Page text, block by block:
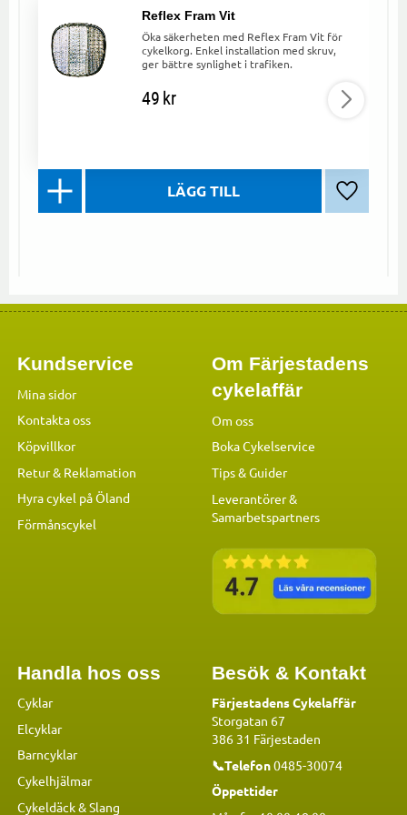
Reflex Fram Vit
Öka säkerheten med Reflex Fram Vit för
cykelkorg. Enkel installation med skruv,
ger bättre synlighet i trafiken.
49kr
Lägg till
Kundservice
Mina sidor
Kontakta oss
Köpvillkor
Retur & Reklamation
Hyra cykel på Öland
Förmånscykel
Om Färjestadens
cykelaffär
Om oss
Boka Cykelservice
Tips & Guider
Leverantörer &
Samarbetspartners
Handla hos oss
Cyklar
Elcyklar
Barncyklar
Cykelhjälmar
Cykeldäck & Slang
Besök & Kontakt
Färjestadens Cykelaffär
Storgatan 67
386 31 Färjestaden
📞Telefon0485-30074
Öppettider